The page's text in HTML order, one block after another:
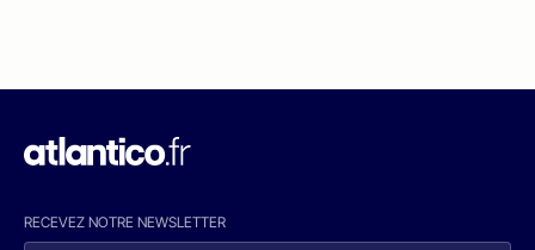
RECEVEZ NOTRE NEWSLETTER